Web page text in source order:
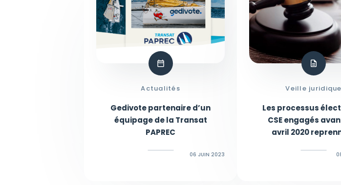
Actualités
Gedivote partenaire d’un
équipage de la Transat
PAPREC
06 JUIN 2023
Veille juridique
Les processus
CSE engagés
avril 2020